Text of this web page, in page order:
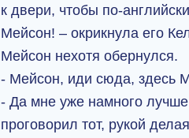
к двери, чтобы по-
Мейсон! – окрикнула его
Мейсон нехотя обернулся.
- Мейсон, иди сюда, здесь
- Да мне уже намного
проговорил тот, рукой